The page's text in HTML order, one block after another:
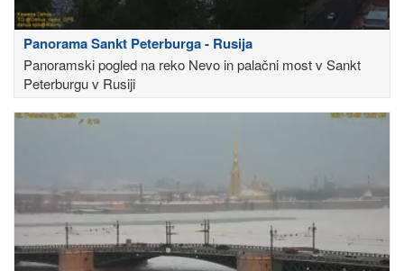
Panorama Sankt Peterburga - Rusija
Panoramski pogled na reko Nevo in palačni most v Sankt
Peterburgu v Rusiji